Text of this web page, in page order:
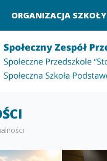
ORGANIZACJA SZKOŁY